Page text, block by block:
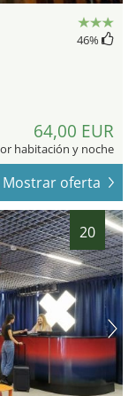
46%
64,00 EUR
habitación y noche
Mostrar oferta
20